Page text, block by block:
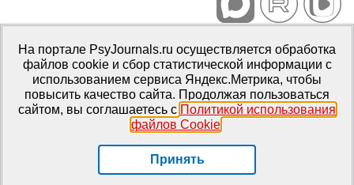
Портал психологических изданий PsyJournals.ru, 2007–2026
Правила использования материалов
Свидетельство регистрации СМИЭл № ФС77-66447 от 14 июля
2016 г.
Издатель: ФГБОУ ВО МГППУ
На портале PsyJournals.ru осуществляется обработка
файлов cookie и сбор статистической информации с
использованием сервиса Яндекс.Метрика, чтобы
повысить качество сайта. Продолжая пользоваться
сайтом, вы соглашаетесь с Политикой использования
файлов Cookie.
Принять